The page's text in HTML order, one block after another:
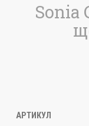
Sonia
АРТИКУЛ